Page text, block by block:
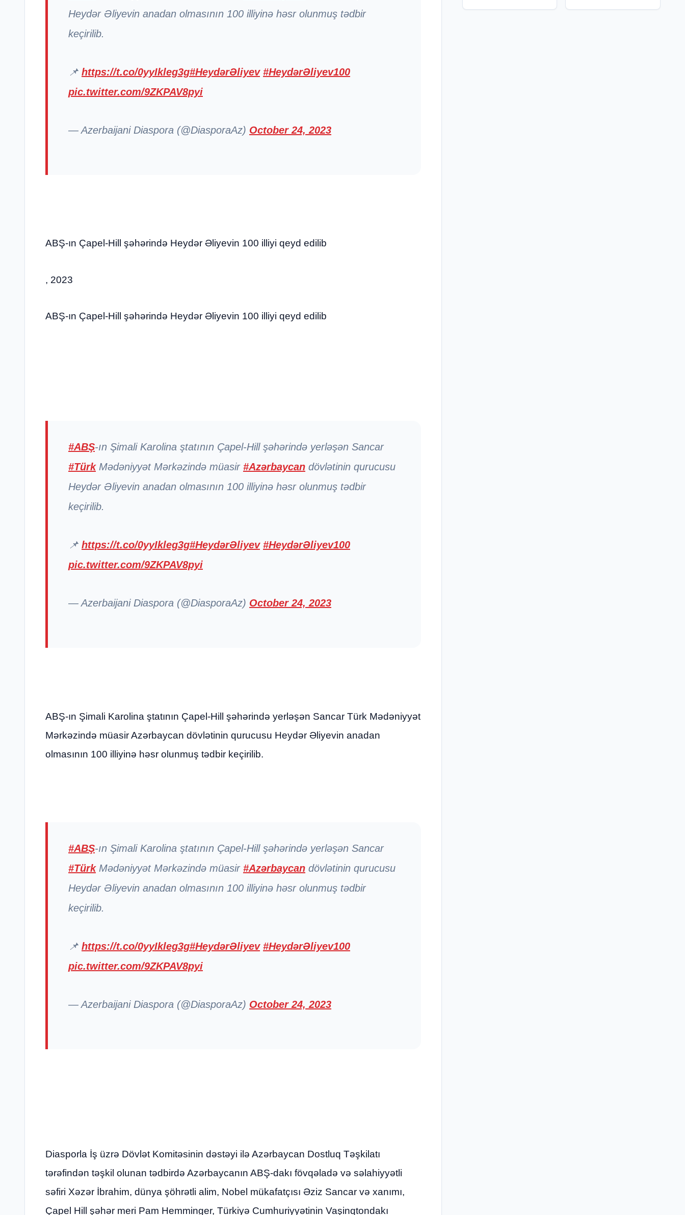
Heydər Əliyevin anadan olmasının 100 illiyinə həsr olunmuş tədbir
keçirilib.
📌 https://t.co/0yyIkleg3g#HeydərƏliyev #HeydərƏliyev100
pic.twitter.com/9ZKPAV8pyi
— Azerbaijani Diaspora (@DiasporaAz) October 24, 2023
ABŞ-ın Çapel-Hill şəhərində Heydər Əliyevin 100 illiyi qeyd edilib
, 2023
ABŞ-ın Çapel-Hill şəhərində Heydər Əliyevin 100 illiyi qeyd edilib
#ABŞ-ın Şimali Karolina ştatının Çapel-Hill şəhərində yerləşən Sancar
#TürkMədəniyyət Mərkəzində müasir #Azərbaycan dövlətinin qurucusu
Heydər Əliyevin anadan olmasının 100 illiyinə həsr olunmuş tədbir
keçirilib.
📌 https://t.co/0yyIkleg3g#HeydərƏliyev #HeydərƏliyev100
pic.twitter.com/9ZKPAV8pyi
— Azerbaijani Diaspora (@DiasporaAz) October 24, 2023
ABŞ-ın Şimali Karolina ştatının Çapel-Hill şəhərində yerləşən Sancar Türk Mədəniyyət
Mərkəzində müasir Azərbaycan dövlətinin qurucusu Heydər Əliyevin anadan
olmasının 100 illiyinə həsr olunmuş tədbir keçirilib.
#ABŞ-ın Şimali Karolina ştatının Çapel-Hill şəhərində yerləşən Sancar
#TürkMədəniyyət Mərkəzində müasir #Azərbaycan dövlətinin qurucusu
Heydər Əliyevin anadan olmasının 100 illiyinə həsr olunmuş tədbir
keçirilib.
📌 https://t.co/0yyIkleg3g#HeydərƏliyev #HeydərƏliyev100
pic.twitter.com/9ZKPAV8pyi
— Azerbaijani Diaspora (@DiasporaAz) October 24, 2023
Diasporla İş üzrə Dövlət Komitəsinin dəstəyi ilə Azərbaycan Dostluq Təşkilatı
tərəfindən təşkil olunan tədbirdə Azərbaycanın ABŞ-dakı fövqəladə və səlahiyyətli
səfiri Xəzər İbrahim, dünya şöhrətli alim, Nobel mükafatçısı Əziz Sancar və xanımı,
Çapel Hill şəhər meri Pam Hemminger, Türkiyə Cumhuriyyətinin Vaşinqtondakı